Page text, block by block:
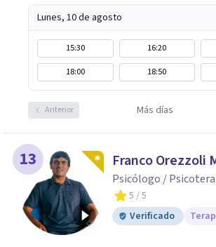
Lunes, 10 de agosto
15:30 16:20
18:00
18:50
Anterior Más días
13 Franco Orezzoli
Psicólogo /
5 / 5
Verificado